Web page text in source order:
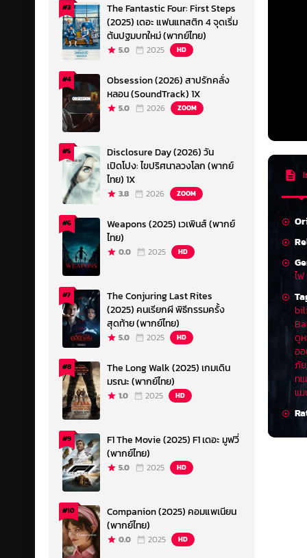
ไ
ดู
อ
ภัย
ท
แ
#3
The Fantastic Four: First Steps
(2025) เดอะ แฟนแทสติก 4 จุดเริ่ม
ต้นปฐมบทใหม่ (พากย์ไทย)
5.0 2025 HD
#4
Obsession (2026) สาปรักคลั่ง
หลอน (SoundTrack) 1X
5.0 2026 ZOOM
#5
Disclosure Day (2026) วัน
เปิดโปง: ไขปริศนาลวงโลก (พากย์
ไทย) 1X
3.8 2026 ZOOM
#6
Weapons (2025) เวเพินส์ (พากย์
ไทย)
0.0 2025 HD
#7
The Conjuring Last Rites
(2025) คนเรียกผี พิธีกรรมครั้ง
สุดท้าย (พากย์ไทย)
5.0 2025 HD
#8
The Long Walk (2025) เกมเดิน
มรณะ (พากย์ไทย)
1.0 2025 HD
#9
F1 The Movie (2025) F1 เดอะ มูฟวี่
(พากย์ไทย)
5.0 2025 HD
#10
Companion (2025) คอมแพเนียน
(พากย์ไทย)
0.0 2025 HD